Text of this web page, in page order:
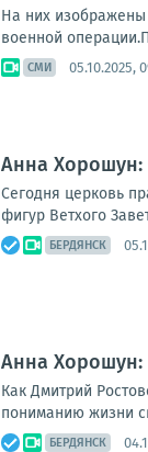
На них
военной
СМИ 05.10.2025,
Анна Хорошун:
Сегодня церковь
фигур Ветхого
БЕРДЯНСК
Анна Хорошун:
Как Дмитрий
пониманию жизни
БЕРДЯНСК